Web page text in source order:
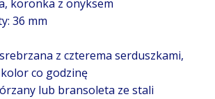
koronka z onyksem
36 mm
z czterema serduszkami,
co godzinę
lub bransoleta ze stali